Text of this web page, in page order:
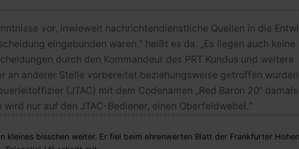
vor, inwieweit nachrichtendienstliche Quellen in die
eingebunden waren,“ heißt es da. „Es liegen auch keine
durch den Kommandeur des PRT Kundus und weitere
an anderer Stelle vorbereitet beziehungsweise getroffen
(JTAC) mit dem Codenamen „Red Baron 20“ damals
nur auf den JTAC-Bediener, einen Oberfeldwebel.“
kleines bisschen weiter. Er fiel beim ehrenwerten Blatt der Frankfurter